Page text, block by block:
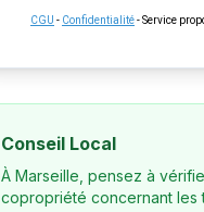
CGU - Confidentialité- Service
Conseil Local
À Marseille, pensez à
copropriété concernant les